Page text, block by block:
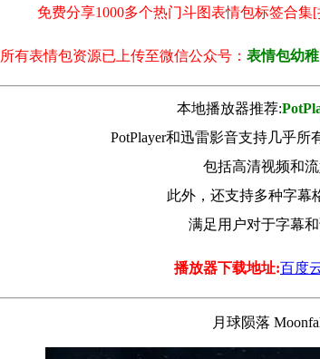
免费分享1000多个热门斗图表情包标签
有表情包资源已上传至微信公众号： 表情包幼稚
本地播放器推荐:
PotPlayer和迅雷影音支持几乎
包括高清视频和
此外，还支持多种字幕
满足用户对于字幕
播放器下载地址:百度
月球陨落